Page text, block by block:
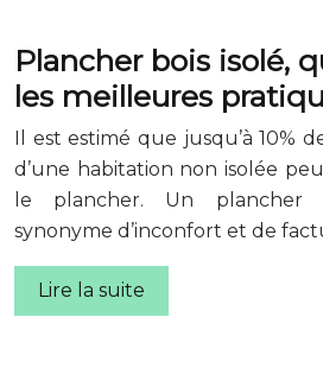
Plancher bois isolé,
les meilleures
Il est estimé que jusqu’à 10%
d’une habitation non isolée
le plancher. Un plancher
synonyme d’inconfort et de
Lire la suite